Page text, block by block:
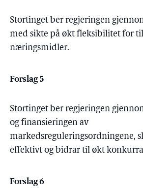
Stortinget ber regjeringen
med sikte på økt fleksibilitet for
næringsmidler.
Forslag 5
Stortinget ber regjeringen
og finansieringen av
markedsreguleringsordningene,
effektivt og bidrar til økt
Forslag 6